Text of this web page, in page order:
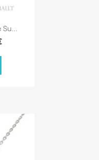
Su...